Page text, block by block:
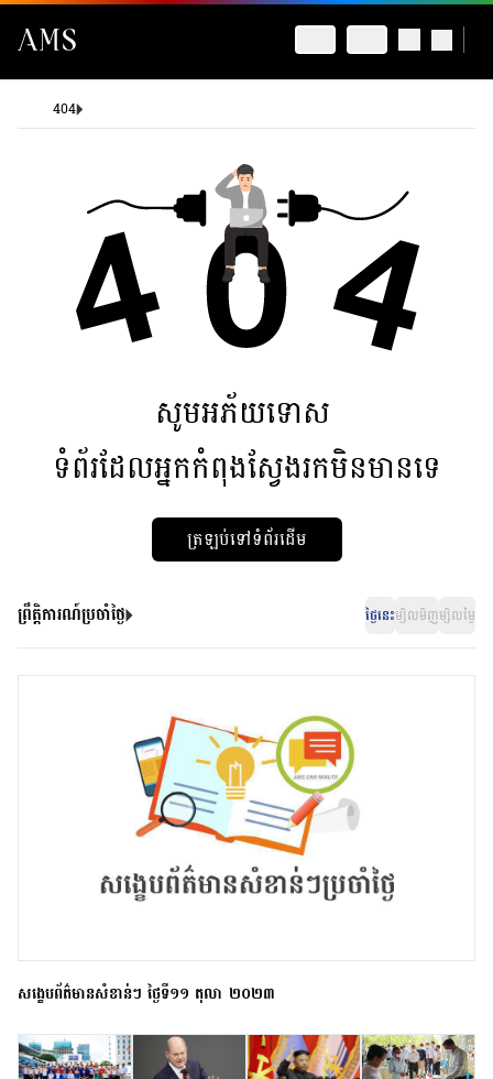
404
សូមអភ័យទោស
ទំព័រដែលអ្នកកំពុងស្វែងរកមិនមានទេ
ត្រឡប់ទៅទំព័រដើម
ព្រឹត្តិការណ៍ប្រចាំថ្ងៃ ថ្ងៃនេះម្សិលមិញម្សិលម្ងៃ
សង្ខេបព័ត៌មានសំខាន់ៗ ថ្ងៃទី១១ តុលា ២០២៣